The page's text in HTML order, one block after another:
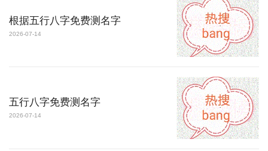
根据五行八字免费测名字
2026-07-14
五行八字免费测名字
2026-07-14